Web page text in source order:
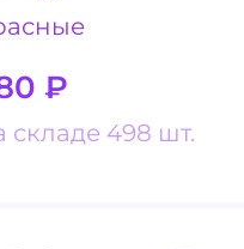
₽
складе 498 шт.